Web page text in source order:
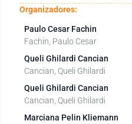
Organizadores:
Paulo Cesar Fachin
Fachin, Paulo Cesar
Queli Ghilardi Cancian
Cancian, Queli Ghilardi
Queli Ghilardi Cancian
Cancian, Queli Ghilardi
Marciana Pelin Kliemann